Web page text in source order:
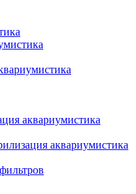
аквариумистика
аквариумистика